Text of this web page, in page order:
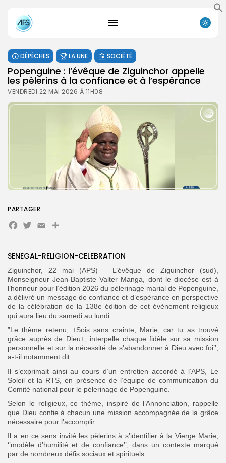
Search
for:
Search
Button
FR
DÉPÊCHES LA UNE SOCIÉTÉ
Popenguine : l’évêque de Ziguinchor appelle
les pèlerins à la confiance et à l’espérance
VENDREDI 22 MAI 2026 À 11H08
SENEGAL-RELIGION-CELEBRATION
Ziguinchor, 22 mai (APS) – L’évêque de Ziguinchor (sud),
Monseigneur Jean-Baptiste Valter Manga, dont le diocèse est à
l’honneur pour l’édition 2026 du pèlerinage marial de Popenguine,
a délivré un message de confiance et d’espérance en perspective
de la célébration de la 138e édition de cet évènement religieux
qui aura lieu du samedi au lundi.
”Le thème retenu, +Sois sans crainte, Marie, car tu as trouvé
grâce auprès de Dieu+, interpelle chaque fidèle sur sa mission
personnelle et sur la nécessité de s’abandonner à Dieu avec foi’’,
a-t-il notamment dit.
Il s’exprimait ainsi au cours d’un entretien accordé à l’APS, Le
Soleil et la RTS, en présence de l’équipe de communication du
Comité national pour le pèlerinage de Popenguine.
Selon le religieux, ce thème, inspiré de l’Annonciation, rappelle
que Dieu confie à chacun une mission accompagnée de la grâce
nécessaire pour l’accomplir.
Il a en ce sens invité les pèlerins à s’identifier à la Vierge Marie,
‘’modèle d’humilité et de confiance’’, dans un contexte marqué
par de nombreux défis sociaux et spirituels.
PARTAGER
Facebook
Twitter
EmailPartager